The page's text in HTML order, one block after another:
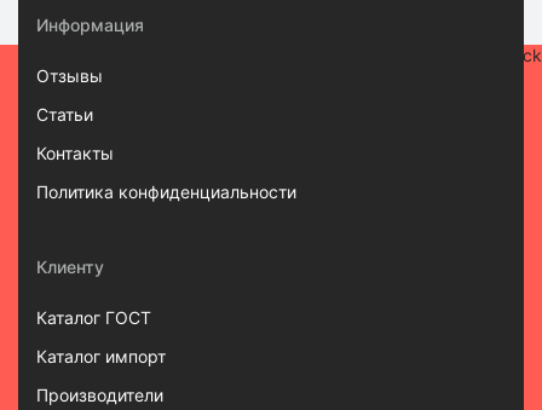
Информация
Отзывы
Статьи
Контакты
Политика конфиденциальности
Клиенту
Каталог ГОСТ
Каталог импорт
Производители